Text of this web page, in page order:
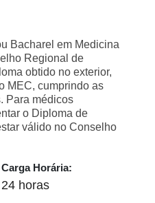
Bacharel em Medicina
Regional de
obtido no exterior,
MEC, cumprindo as
Para médicos
o Diploma de
válido no Conselho
Carga Horária:
24 horas